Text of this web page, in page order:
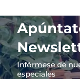
Infórmese de
especiales